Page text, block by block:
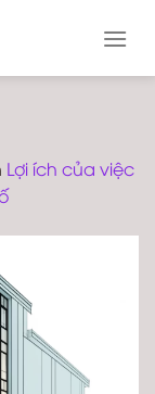
Lợi ích của việc